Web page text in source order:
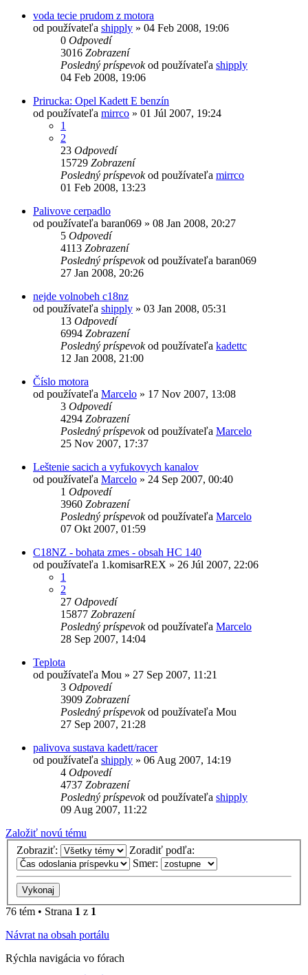
voda tecie prudom z motora
od používateľa shipply » 04 Feb 2008, 19:06
0 Odpovedí
3016 Zobrazení
Posledný príspevokod používateľa shipply
04 Feb 2008, 19:06
Prirucka: Opel Kadett E benzín
od používateľa mirrco » 01 Júl 2007, 19:24
1
2
23 Odpovedí
15729 Zobrazení
Posledný príspevokod používateľa mirrco
01 Feb 2008, 13:23
Palivove cerpadlo
od používateľa baran069 » 08 Jan 2008, 20:27
5 Odpovedí
4113 Zobrazení
Posledný príspevokod používateľa baran069
27 Jan 2008, 20:26
nejde volnobeh c18nz
od používateľa shipply » 03 Jan 2008, 05:31
13 Odpovedí
6994 Zobrazení
Posledný príspevokod používateľa kadettc
12 Jan 2008, 21:00
Číslo motora
od používateľa Marcelo » 17 Nov 2007, 13:08
3 Odpovedí
4294 Zobrazení
Posledný príspevokod používateľa Marcelo
25 Nov 2007, 17:37
Leštenie sacich a vyfukovych kanalov
od používateľa Marcelo » 24 Sep 2007, 00:40
1 Odpovedí
3960 Zobrazení
Posledný príspevokod používateľa Marcelo
07 Okt 2007, 01:59
C18NZ - bohata zmes - obsah HC 140
od používateľa 1.komisarREX » 26 Júl 2007, 22:06
1
2
27 Odpovedí
15877 Zobrazení
Posledný príspevokod používateľa Marcelo
28 Sep 2007, 14:04
Teplota
od používateľa Mou » 27 Sep 2007, 11:21
3 Odpovedí
3909 Zobrazení
Posledný príspevokod používateľa Mou
27 Sep 2007, 21:28
palivova sustava kadett/racer
od používateľa shipply » 06 Aug 2007, 14:19
4 Odpovedí
4737 Zobrazení
Posledný príspevokod používateľa shipply
09 Aug 2007, 11:22
Založiť novú tému
Zobraziť:
Zoradiť podľa:
Smer:
76 tém • Strana 1 z 1
Návrat na obsah portálu
Rýchla navigácia vo fórach